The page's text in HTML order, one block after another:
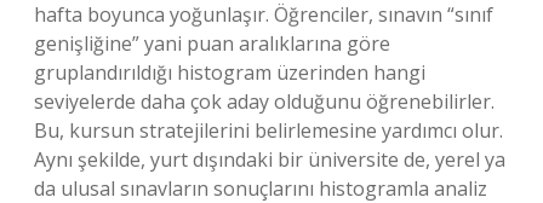
hafta boyunca yoğunlaşır. Öğrenciler, sınavın “sınıf
genişliğine” yani puan aralıklarına göre
gruplandırıldığı histogram üzerinden hangi
seviyelerde daha çok aday olduğunu öğrenebilirler.
Bu, kursun stratejilerini belirlemesine yardımcı olur.
Aynı şekilde, yurt dışındaki bir üniversite de, yerel ya
da ulusal sınavların sonuçlarını histogramla analiz